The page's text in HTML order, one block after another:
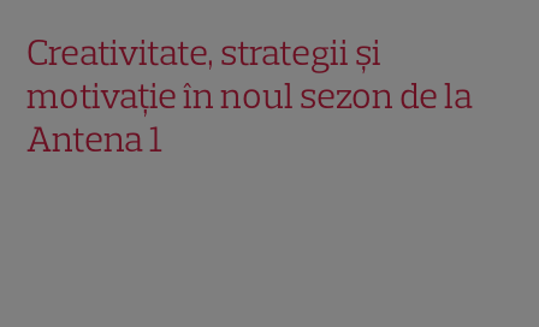
Creativitate, strategii și
motivație în noul sezon de la
Antena 1